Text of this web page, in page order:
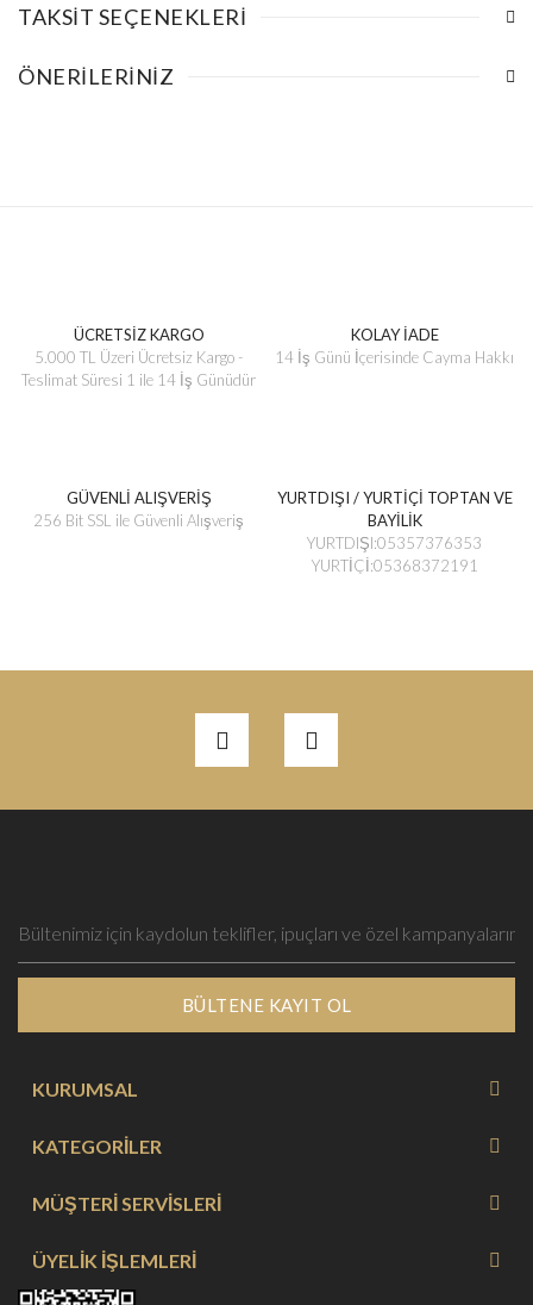
TAKSIT SEÇENEKLERI
ÖNERILERINIZ
ÜCRETSİZ KARGO
5.000 TL Üzeri Ücretsiz Kargo -
Teslimat Süresi 1 ile 14 İş Günüdür
KOLAY İADE
14 İş Günü İçerisinde Cayma Hakkı
GÜVENLİ ALIŞVERİŞ
256 Bit SSL ile Güvenli Alışveriş
YURTDIŞI / YURTİÇİ TOPTAN VE
BAYİLİK
YURTDIŞI:05357376353
YURTİÇİ:05368372191
BÜLTENE KAYIT OL
KURUMSAL
KATEGORİLER
MÜŞTERİ SERVİSLERİ
ÜYELİK İŞLEMLERİ